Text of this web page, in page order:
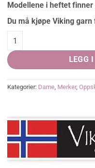
Modellene i heftet
Du må kjøpe Viking
Viking katalog 2409, Snorre
LEGG
Kategorier: Dame, Merker,